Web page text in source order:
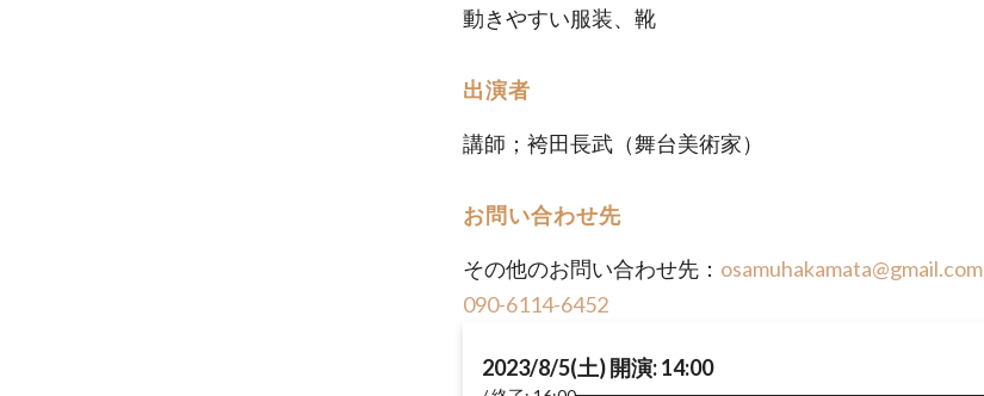
動きやすい服装、靴
出演者
講師；袴田長武（舞台美術家）
お問い合わせ先
その他のお問い合わせ先： osamuhakamata@gmail.com
090-6114-6452
2023/8/5(土) 開演: 14:00